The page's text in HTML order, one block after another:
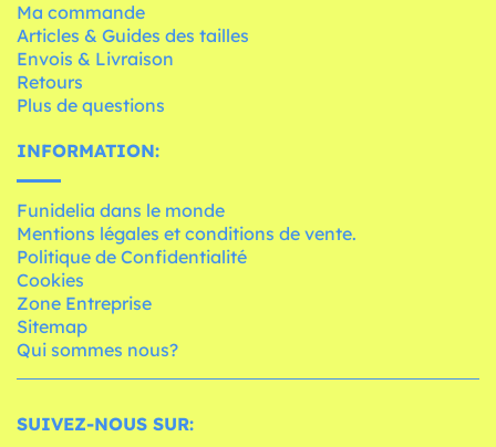
Ma commande
Articles & Guides des tailles
Envois & Livraison
Retours
Plus de questions
INFORMATION:
Funidelia dans le monde
Mentions légales et conditions de vente.
Politique de Confidentialité
Cookies
Zone Entreprise
Sitemap
Qui sommes nous?
SUIVEZ-NOUS SUR: